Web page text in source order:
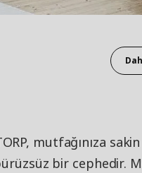
mutfağınıza
bir cephedir.